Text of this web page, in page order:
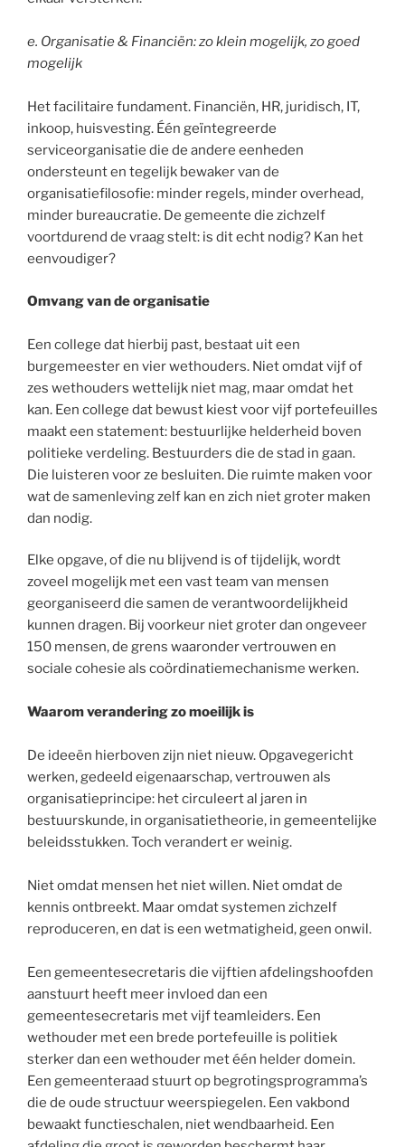
e. Organisatie & Financiën: zo klein mogelijk, zo goed
mogelijk
Het facilitaire fundament. Financiën, HR, juridisch, IT,
inkoop, huisvesting. Één geïntegreerde
serviceorganisatie die de andere eenheden
ondersteunt en tegelijk bewaker van de
organisatiefilosofie: minder regels, minder overhead,
minder bureaucratie. De gemeente die zichzelf
voortdurend de vraag stelt: is dit echt nodig? Kan het
eenvoudiger?
Omvang van de organisatie
Een college dat hierbij past, bestaat uit een
burgemeester en vier wethouders. Niet omdat vijf of
zes wethouders wettelijk niet mag, maar omdat het
kan. Een college dat bewust kiest voor vijf portefeuilles
maakt een statement: bestuurlijke helderheid boven
politieke verdeling. Bestuurders die de stad in gaan.
Die luisteren voor ze besluiten. Die ruimte maken voor
wat de samenleving zelf kan en zich niet groter maken
dan nodig.
Elke opgave, of die nu blijvend is of tijdelijk, wordt
zoveel mogelijk met een vast team van mensen
georganiseerd die samen de verantwoordelijkheid
kunnen dragen. Bij voorkeur niet groter dan ongeveer
150 mensen, de grens waaronder vertrouwen en
sociale cohesie als coördinatiemechanisme werken.
Waarom verandering zo moeilijk is
De ideeën hierboven zijn niet nieuw. Opgavegericht
werken, gedeeld eigenaarschap, vertrouwen als
organisatieprincipe: het circuleert al jaren in
bestuurskunde, in organisatietheorie, in gemeentelijke
beleidsstukken. Toch verandert er weinig.
Niet omdat mensen het niet willen. Niet omdat de
kennis ontbreekt. Maar omdat systemen zichzelf
reproduceren, en dat is een wetmatigheid, geen onwil.
Een gemeentesecretaris die vijftien afdelingshoofden
aanstuurt heeft meer invloed dan een
gemeentesecretaris met vijf teamleiders. Een
wethouder met een brede portefeuille is politiek
sterker dan een wethouder met één helder domein.
Een gemeenteraad stuurt op begrotingsprogramma’s
die de oude structuur weerspiegelen. Een vakbond
bewaakt functieschalen, niet wendbaarheid. Een